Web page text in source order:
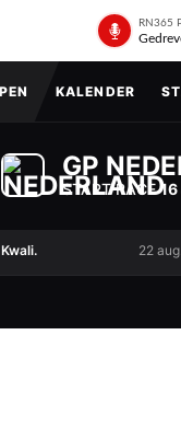
RN365
KALENDER
GP
START RACE 16
Kwali. 22